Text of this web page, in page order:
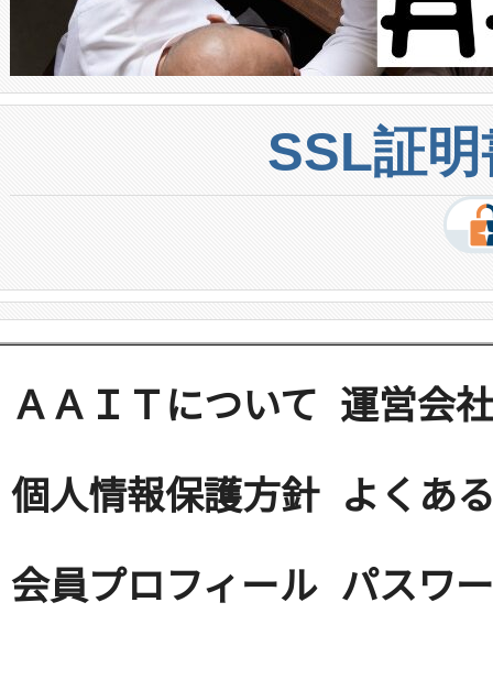
SSL証
ＡＡＩＴについて 運営会社
個人情報保護方針 よくあ
会員プロフィール パスワ